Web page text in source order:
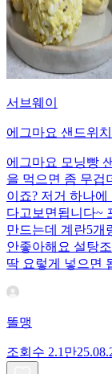
서브웨이
에그마요 샌드위치
에그마요 모닝빵
을 먹으면 좀 무겁
이죠? 저거 하나
다고보면됩니다~
만드는데 계란5개
안좋아해요 설탕
딱 요렇게 넣으면
똘맹
조회수 2.1만